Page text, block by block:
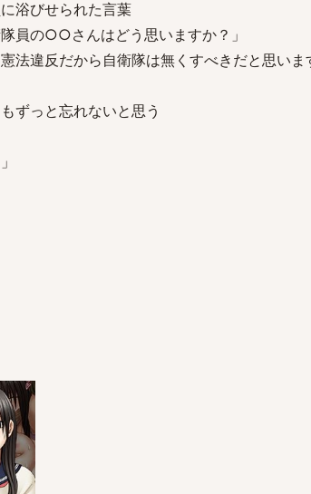
浴びせられた言葉
員の○○さんはどう思いますか？」
法違反だから自衛隊は無くすべきだと思いま
ずっと忘れないと思う